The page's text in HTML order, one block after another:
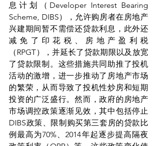
息计划（Developer Interest Bearing
Scheme, DIBS），允许购房者在房地产
兴建期间暂不需偿还贷款利息，此外还
减免了印花税、房地产盈利税
（RPGT），并延长了贷款期限以及放宽
了贷款限制。这些措施共同助推了投机
活动的激增，进一步推动了房地产市场
的繁荣，从而导致了投机性炒房和短期
投资的广泛盛行。然而，政府的房地产
市场调控政策逐渐见效，其中包括停止
DIBS政策、限制购买第三套房的贷款比
例最高为70%、2014年起逐步提高隔夜